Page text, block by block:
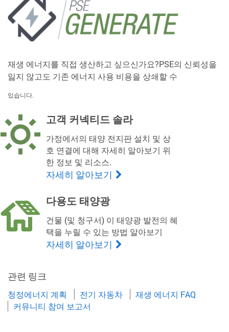
재생 에너지를 직접 생산하고 싶으신가요?PSE의 신뢰성을
잃지 않고도 기존 에너지 사용 비용을 상쇄할 수
있습니다.
고객 커넥티드 솔라
가정에서의 태양 전지판 설치 및 상
호 연결에 대해 자세히 알아보기 위
한 정보 및 리소스.
자세히 알아보기
다용도 태양광
건물 (및 청구서) 이 태양광 발전의 혜
택을 누릴 수 있는 방법 알아보기
자세히 알아보기
관련 링크
청정에너지 계획 전기 자동차
재생 에너지 FAQ
커뮤니티 참여 보고서